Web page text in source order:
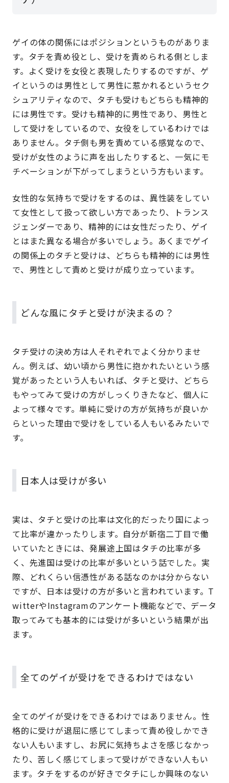
ゲイの体の関係にはポジションというものがありま
す。タチを責め役とし、受けを責められる側としま
す。よく受けを女役と表現したりするのですが、ゲ
イというのは男性として男性に惹かれるというセク
シュアリティなので、タチも受けもどちらも精神的
には男性です。受けも精神的に男性であり、男性と
して受けをしているので、女役をしているわけでは
ありません。タチ側も男を責めている感覚なので、
受けが女性のように声を出したりすると、一気にモ
チベーションが下がってしまうという方もいます。
女性的な気持ちで受けをするのは、異性装をしてい
て女性として扱って欲しい方であったり、トランス
ジェンダーであり、精神的には女性だったり、ゲイ
とはまた異なる場合が多いでしょう。あくまでゲイ
の関係上のタチと受けは、どちらも精神的には男性
で、男性として責めと受けが成り立っています。
どんな風にタチと受けが決まるの？
タチ受けの決め方は人それぞれでよく分かりませ
ん。例えば、幼い頃から男性に抱かれたいという感
覚があったという人もいれば、タチと受け、どちら
もやってみて受けの方がしっくりきたなど、個人に
よって様々です。単純に受けの方が気持ちが良いか
らといった理由で受けをしている人もいるみたいで
す。
日本人は受けが多い
実は、タチと受けの比率は文化的だったり国によっ
て比率が違かったりします。自分が新宿二丁目で働
いていたときには、発展途上国はタチの比率が多
く、先進国は受けの比率が多いという話でした。実
際、どれくらい信憑性がある話なのかは分からない
ですが、日本は受けの方が多いと言われています。T
witterやInstagramのアンケート機能などで、データ
取ってみても基本的には受けが多いという結果が出
ます。
全てのゲイが受けをできるわけではない
全てのゲイが受けをできるわけではありません。性
格的に受けが退屈に感じてしまって責め役しかでき
ない人もいますし、お尻に気持ちよさを感じなかっ
たり、苦しく感じてしまって受けができない人もい
ます。タチをするのが好きでタチにしか興味のない